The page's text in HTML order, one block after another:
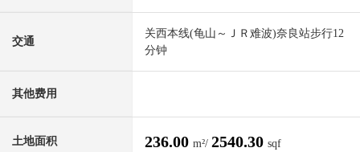
交通
关西本线(龟山～ＪＲ难波)奈良站步行12
分钟
其他费用
土地面积 236.00 m²/ 2540.30 sqf